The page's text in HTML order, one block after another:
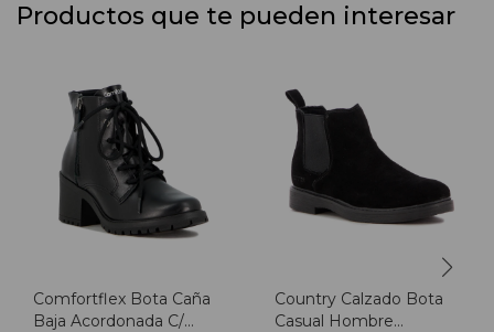
Productos que te pueden interesar
Comfortflex Bota Caña
Baja Acordonada C/
Country Calzado Bota
Casual Hombre